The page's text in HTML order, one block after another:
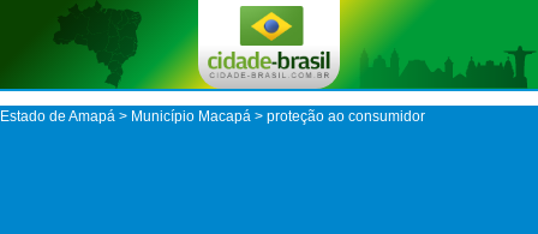
Estado de Amapá > Município Macapá > proteção ao consumidor